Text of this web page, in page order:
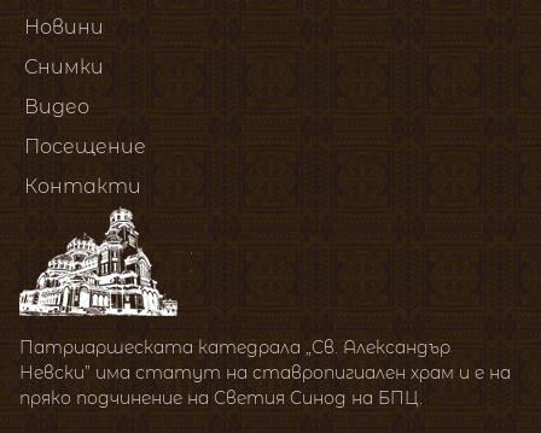
Новини
Снимки
Видео
Посещение
Контакти
Патриаршеската катедрала „Св. Александър
Невски” има статут на ставропигиален храм и е на
пряко подчинение на Светия Синод на БПЦ.